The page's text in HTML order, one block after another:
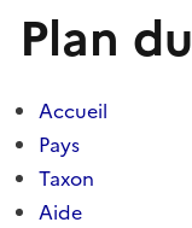
Plan
Accueil
Pays
Taxon
Aide